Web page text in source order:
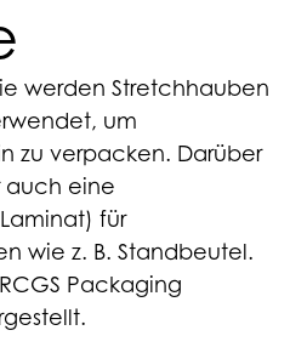
werden Stretchhauben
um
zu verpacken. Darüber
auch eine
für
wie z. B. Standbeutel.
Packaging